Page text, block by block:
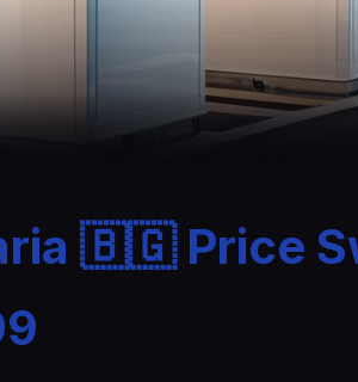
🇧🇬 Price